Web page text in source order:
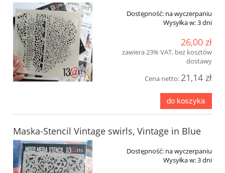
Dostępność: na wyczerpaniu
Wysyłka w:3 dni
26,00 zł
zawiera 23% VAT, bez kosztów
dostawy
Cena netto: 21,14 zł
do koszyka
Maska-Stencil Vintage swirls, Vintage in Blue
Dostępność: na wyczerpaniu
Wysyłka w:3 dni